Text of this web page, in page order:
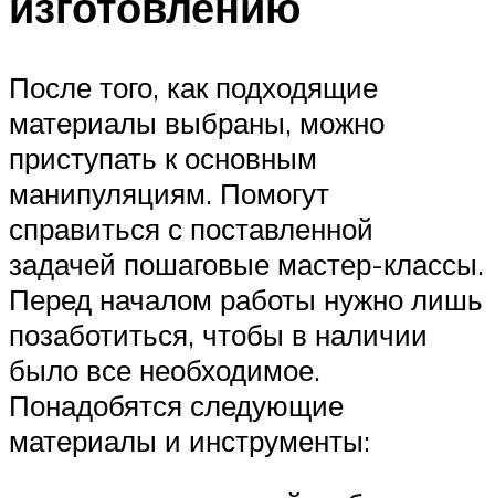
После того, как подходящие
материалы выбраны, можно
приступать к основным
манипуляциям. Помогут
справиться с поставленной
задачей пошаговые мастер-классы.
Перед началом работы нужно лишь
позаботиться, чтобы в наличии
было все необходимое.
Понадобятся следующие
материалы и инструменты: